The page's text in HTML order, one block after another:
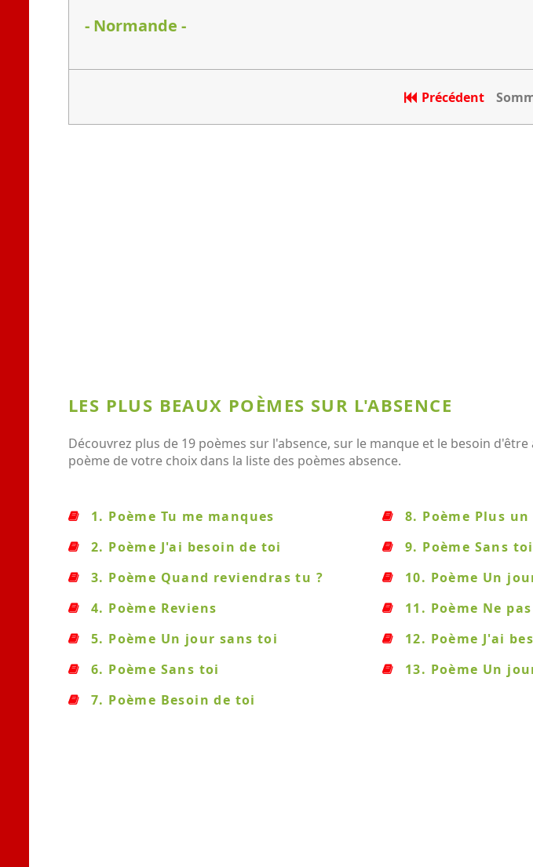
- Normande -
Précédent
LES PLUS BEAUX POÈMES SUR L'ABSENCE
Découvrez plus de 19 poèmes sur l'absence, sur le manque et le besoin
poème de votre choix dans la liste des poèmes absence.
1. Poème Tu me manques
2. Poème J'ai besoin de toi
3. Poème Quand reviendras tu ?
4. Poème Reviens
5. Poème Un jour sans toi
6. Poème Sans toi
7. Poème Besoin de toi
8. Poème Plus
9. Poème Sans toi
10. Poème Un
11. Poème Ne
12. Poème J'ai
13. Poème Un